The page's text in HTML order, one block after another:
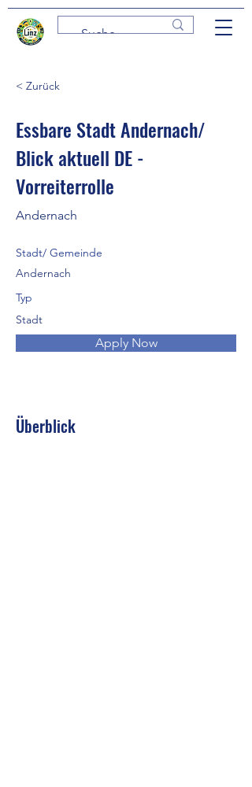
< Zurück
Essbare Stadt Andernach/
Blick aktuell DE -
Vorreiterrolle
Andernach
Stadt/ Gemeinde
Andernach
Typ
Stadt
Apply Now
Überblick